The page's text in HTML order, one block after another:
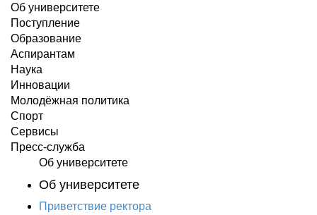
Об университете
Поступление
Образование
Аспирантам
Наука
Инновации
Молодёжная политика
Спорт
Сервисы
Пресс-служба
Об университете
Об университете
Приветствие ректора